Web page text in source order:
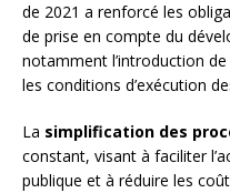
de 2021 a renforcé les
de prise en compte du
notamment l’introduction
les conditions d’exécution
La simplification des
constant, visant à faciliter
publique et à réduire les